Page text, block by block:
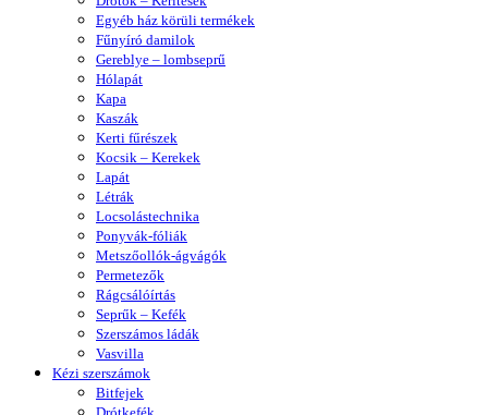
Egyéb ház körüli termékek
Fűnyíró damilok
Gereblye – lombseprű
Hólapát
Kapa
Kaszák
Kerti fűrészek
Kocsik – Kerekek
Lapát
Létrák
Locsolástechnika
Ponyvák-fóliák
Metszőollók-ágvágók
Permetezők
Rágcsálóírtás
Seprűk – Kefék
Szerszámos ládák
Vasvilla
Kézi szerszámok
Bitfejek